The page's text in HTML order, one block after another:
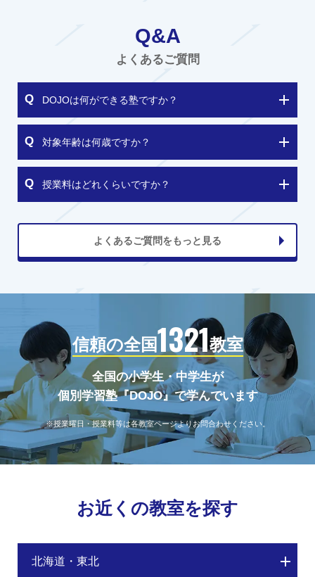
Q&A
よくあるご質問
DOJOは何ができる塾ですか？
対象年齢は何歳ですか？
授業料はどれくらいですか？
よくあるご質問をもっと見る
信頼の全国1321教室
全国の小学生・中学生が
個別学習塾『DOJO』で学んでいます
※授業曜日・授業料等は各教室ページよりお問合わせください。
お近くの教室を探す
北海道・東北